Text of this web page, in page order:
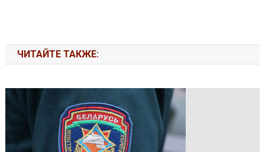
ЧИТАЙТЕ ТАКЖЕ: